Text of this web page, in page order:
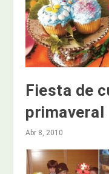
Fiesta de
primaveral
Abr 8, 2010